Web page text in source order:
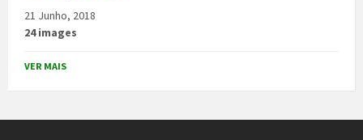
21 Junho, 2018
24 images
VER MAIS